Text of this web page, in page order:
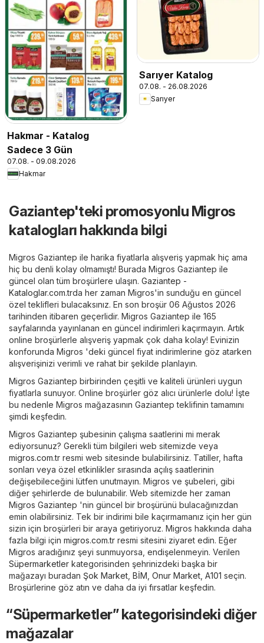
Hakmar - Katalog
Sadece 3 Gün
07.08. - 09.08.2026
Hakmar
Sarıyer Katalog
07.08. - 26.08.2026
Sarıyer
Gaziantep'teki promosyonlu Migros
katalogları hakkında bilgi
Migros Gaziantep ile harika fiyatlarla alışveriş yapmak hiç ama
hiç bu denli kolay olmamıştı! Burada Migros Gaziantep ile
güncel olan tüm broşürlere ulaşın. Gaziantep -
Kataloglar.com.trda her zaman Migros'in sunduğu en güncel
özel teklifleri bulacaksınız. En son broşür 06 Ağustos 2026
tarihinden itibaren geçerlidir. Migros Gaziantep ile 165
sayfalarında yayınlanan en güncel indirimleri kaçırmayın. Artık
online broşürlerle alışveriş yapmak çok daha kolay! Evinizin
konforunda Migros 'deki güncel fiyat indirimlerine göz atarken
alışverişinizi verimli ve rahat bir şekilde planlayın.
Migros Gaziantep birbirinden çeşitli ve kaliteli ürünleri uygun
fiyatlarla sunuyor. Online broşürler göz alıcı ürünlerle dolu! İşte
bu nedenle Migros mağazasının Gaziantep teklifinin tamamını
şimdi keşfedin.
Migros Gaziantep şubesinin çalışma saatlerini mi merak
ediyorsunuz? Gerekli tüm bilgileri web sitemizde veya
migros.com.tr resmi web sitesinde bulabilirsiniz. Tatiller, hafta
sonları veya özel etkinlikler sırasında açılış saatlerinin
değişebileceğini lütfen unutmayın. Migros ve şubeleri, gibi
diğer şehirlerde de bulunabilir. Web sitemizde her zaman
Migros Gaziantep 'nin güncel bir broşürünü bulacağınızdan
emin olabilirsiniz. Tek bir indirimi bile kaçırmamanız için her gün
sizin için broşürleri bir araya getiriyoruz. Migros hakkında daha
fazla bilgi için migros.com.tr resmi sitesini ziyaret edin. Eğer
Migros aradığınız şeyi sunmuyorsa, endişelenmeyin. Verilen
Süpermarketler kategorisinden şehrinizdeki başka bir
mağazayı buradan Şok Market BİM Onur Market A101 seçin.
Broşürlerine göz atın ve daha da iyi fırsatlar keşfedin.
“Süpermarketler” kategorisindeki diğer
mağazalar